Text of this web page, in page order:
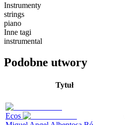
Instrumenty
strings
piano
Inne tagi
instrumental
Podobne utwory
Tytuł
Ecos